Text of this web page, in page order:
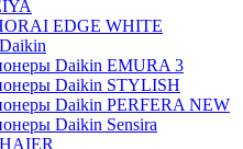
EDGE WHITE
Daikin EMURA 3
Daikin STYLISH
Daikin PERFERA NEW
Daikin Sensira